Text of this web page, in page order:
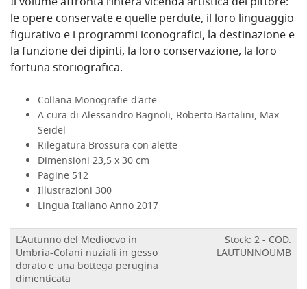
le opere conservate e quelle perdute, il loro linguaggio
figurativo e i programmi iconografici, la destinazione e
la funzione dei dipinti, la loro conservazione, la loro
fortuna storiografica.
Collana Monografie d'arte
A cura di Alessandro Bagnoli, Roberto Bartalini, Max
Seidel
Rilegatura Brossura con alette
Dimensioni 23,5 x 30 cm
Pagine 512
Illustrazioni 300
Lingua Italiano Anno 2017
L'Autunno del Medioevo in
Umbria-Cofani nuziali in gesso
dorato e una bottega perugina
dimenticata
Stock: 2 - COD.
LAUTUNNOUMB